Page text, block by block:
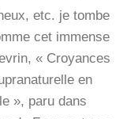
etc. je tombe
cet immense
« Croyances
en
», paru dans